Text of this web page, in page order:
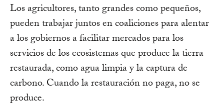
Los agricultores, tanto grandes como pequeños,
pueden trabajar juntos en coaliciones para alentar
a los gobiernos a facilitar mercados para los
servicios de los ecosistemas que produce la tierra
restaurada, como agua limpia y la captura de
carbono. Cuando la restauración no paga, no se
produce.